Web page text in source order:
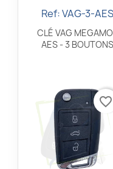
Aperçu rapide
Ref: VAG-3-AES
CLÉ VAG
AES - 3 BOUTONS
favorite_border